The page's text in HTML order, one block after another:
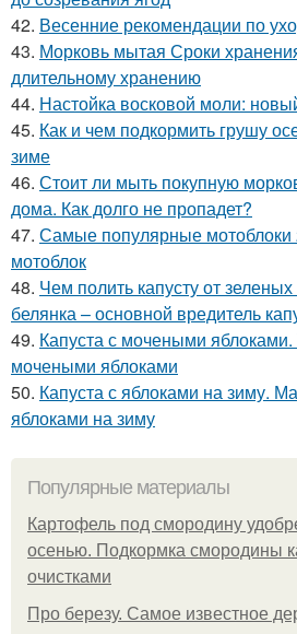
42. Весенние рекомендации по
43. Морковь мытая Сроки
длительному хранению
44. Настойка восковой моли:
45. Как и чем подкормить грушу
зиме
46. Стоит ли мыть покупную
дома. Как долго не пропадет?
47. Самые популярные
мотоблок
48. Чем полить капусту от
белянка – основной вредитель
49. Капуста с мочеными
мочеными яблоками
50. Капуста с яблоками на зиму.
яблоками на зиму
Популярные материалы
Картофель под смородину
осенью. Подкормка смородины
очистками
Про березу. Самое известное